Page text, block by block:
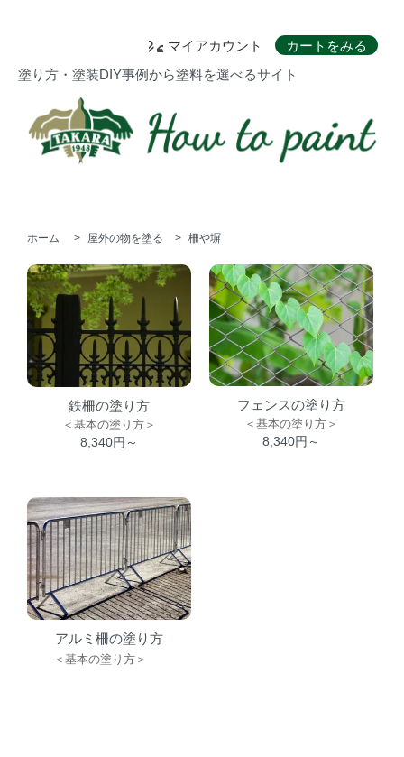
マイアカウント
カートをみる
塗り方・塗装DIY事例から塗料を選べるサイト
ホーム > 屋外の物を塗る > 柵や塀
鉄柵の塗り方
＜基本の塗り方＞
8,340円～
フェンスの塗り方
＜基本の塗り方＞
8,340円～
アルミ柵の塗り方
＜基本の塗り方＞